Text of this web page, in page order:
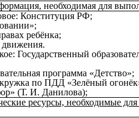
необходимая для
Конституция РФ;
ребёнка;
Государственный
программа «Детство»;
по ПДД «Зелёный
(Т. И. Данилова);
ресурсы, необходимые